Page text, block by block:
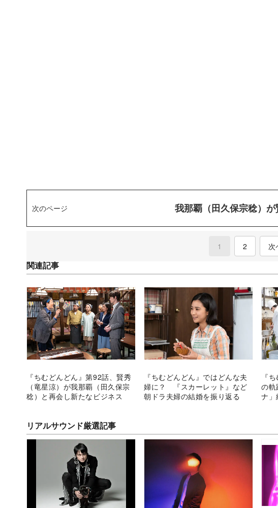
次のページ 我那覇（田久保宗稔）
1 (current)
2 次
関連記事
『ちむどんどん』第92話、賢秀
（竜星涼）が我那覇（田久保宗
稔）と再会し新たなビジネス
『ちむどんどん』ではどんな夫
婦に？ 『スカーレット』など
朝ドラ夫婦の結婚を振り返る
『
の
ナ」
リアルサウンド厳選記事